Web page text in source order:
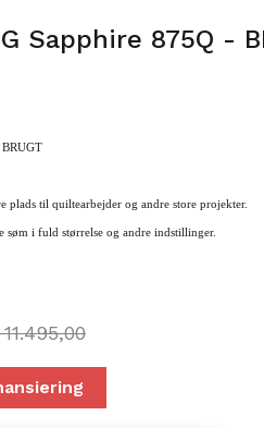
Sapphire 875Q -
plads til quiltearbejder og andre store projekter.
søm i fuld størrelse og andre indstillinger.